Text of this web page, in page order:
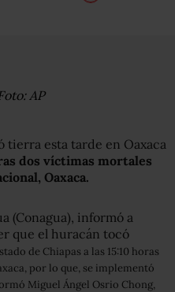
AP
tierra esta tarde en Oaxaca
dos víctimas mortales
Oaxaca.
(Conagua), informó a
que el huracán tocó
de Chiapasa las 15:10 horas
por lo que, se implementó
Miguel Ángel Osrio Chong,